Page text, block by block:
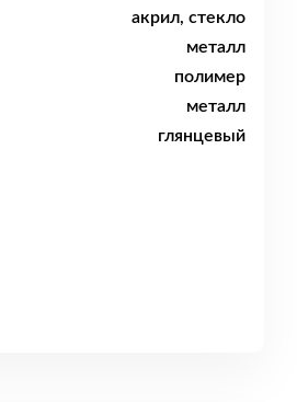
акрил, стекло
металл
полимер
металл
глянцевый